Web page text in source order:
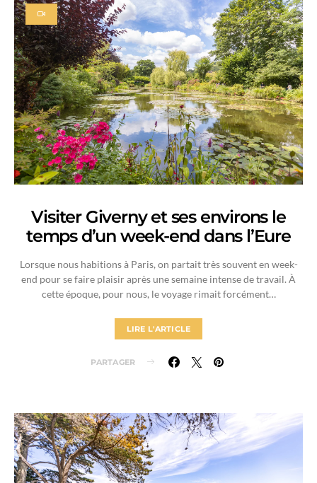
Visiter Giverny et ses environs le
temps d’un week-end dans l’Eure
Lorsque nous habitions à Paris, on partait très souvent en week-
end pour se faire plaisir après une semaine intense de travail. À
cette époque, pour nous, le voyage rimait forcément…
LIRE L'ARTICLE
PARTAGER